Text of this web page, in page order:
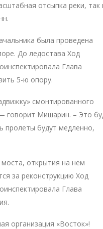
отсыпка реки, так
была проведена
До ледостава Ход
Глава
5-ю опору.
смонтированного
говорит Мишарин. – Это
пролеты будут медленно,
открытия на нем
за реконструкцию Ход
Глава
организация «Восток»!